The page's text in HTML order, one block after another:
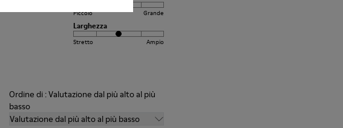
Piccolo Grande
Larghezza
Stretto Ampio
Ordine di : Valutazione dal più alto al più
basso
Valutazione dal più alto al più basso